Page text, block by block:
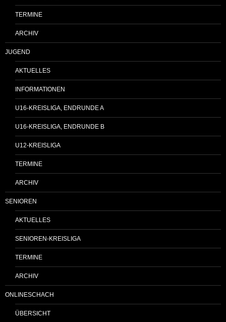
TERMINE
ARCHIV
JUGEND
AKTUELLES
INFORMATIONEN
U16-KREISLIGA, ENDRUNDE A
U16-KREISLIGA, ENDRUNDE B
U12-KREISLIGA
TERMINE
ARCHIV
SENIOREN
AKTUELLES
SENIOREN-KREISLIGA
TERMINE
ARCHIV
ONLINESCHACH
ÜBERSICHT